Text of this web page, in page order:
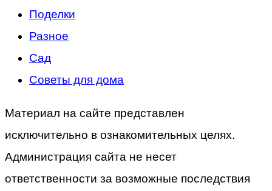
Поделки
Разное
Сад
Советы для дома
Материал на сайте представлен
исключительно в ознакомительных целях.
Администрация сайта не несет
ответственности за возможные последствия